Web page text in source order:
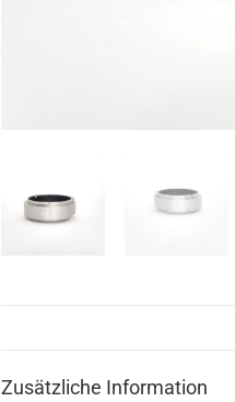
Zusätzliche Information